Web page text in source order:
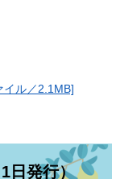
イル／2.1MB]
日発行）